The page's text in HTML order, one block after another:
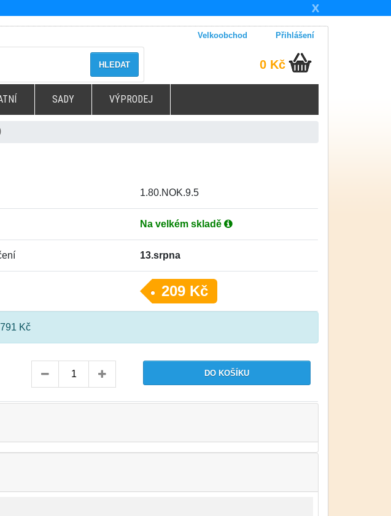
X
Velkoobchod Přihlášení
HLEDAT 0 Kč
SADY VÝPRODEJ
1.80.NOK.9.5
Na velkém skladě
13.srpna
209 Kč
Kč